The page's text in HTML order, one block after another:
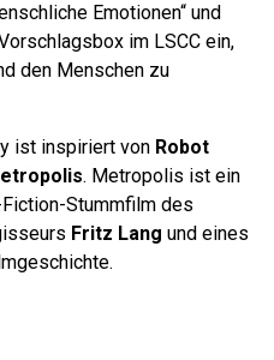
Emotionen“ und
im LSCC ein,
den Menschen zu
ist inspiriert von Robot
. Metropolis ist ein
Stummfilm des
Fritz Lang und eines